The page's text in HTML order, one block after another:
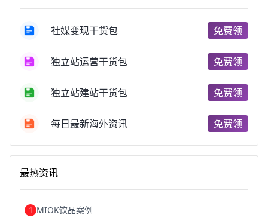
跨境电商商品个人跨境电商跨境电商案例
郑州跨境电商跨境电商趋势
跨境电商费用美国跨境电商
天津跨境电商东南亚跨境电商
跨境电商b2b阿里巴巴跨境电商
跨境电商关税
跨境电商建站
浙江跨境电商宁波跨境电商跨境电商的模式
跨境电商优势跨境电商的优势
社媒变现干货包 免费领
独立站运营干货包 免费领
独立站建站干货包 免费领
每日最新海外资讯 免费领
最热资讯
1 MIOK饮品案例